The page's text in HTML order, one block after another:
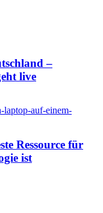
–
live
Ressource für
ist